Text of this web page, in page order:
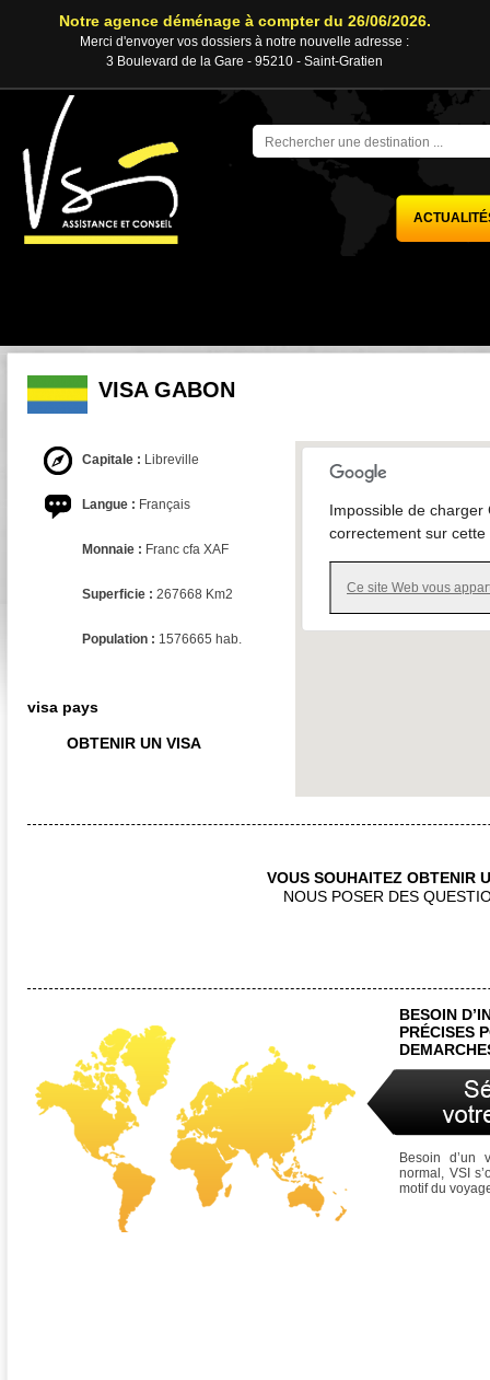
Notre agence déménage à compter du 26/06/2026.
Merci d'envoyer vos dossiers à notre nouvelle adresse :
3 Boulevard de la Gare - 95210 - Saint-Gratien
VISA GABON
Capitale : Libreville
Langue : Français
Monnaie : Franc cfa XAF
Superficie : 267668 Km2
Population : 1576665 hab.
Impossible de charger
correctement sur cette
Ce site Web vous
VOUS SOUHAITEZ OBTENIR
NOUS POSER DES
visa pays
OBTENIR UN VISA
BESOIN
PRÉCISES
Besoin
normal, VSI
motif du